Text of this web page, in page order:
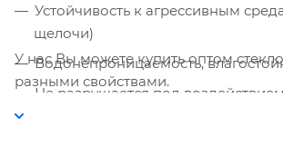
Устойчивость к агрессивным
щелочи)
Водонепроницаемость,
Не разрушается под
У нас Вы можете купить оптом
разными свойствами.